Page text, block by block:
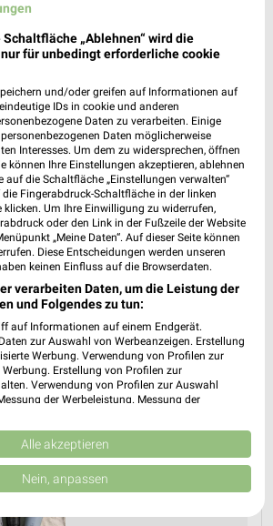
für Amberg ab Mo. den
bis 15. Aug.
erstellen
PROSPEKT BLÄTTERN
„Ablehnen“ wird die
für unbedingt erforderliche cookie
und/oder greifen auf Informationen auf
IDs in cookie und anderen
Daten zu verarbeiten. Einige
Daten möglicherweise
Interesses. Um dem zu widersprechen, öffnen
können Ihre Einstellungen akzeptieren, ablehnen
auf die Schaltfläche „Einstellungen verwalten“
Fingerabdruck-Schaltfläche in der linken
klicken. Um Ihre Einwilligung zu widerrufen,
oder den Link in der Fußzeile der Website
„Meine Daten“. Auf dieser Seite können
Diese Entscheidungen werden unseren
keinen Einfluss auf die Browserdaten.
verarbeiten Daten, um die Leistung der
und Folgendes zu tun:
auf Informationen auf einem Endgerät.
zur Auswahl von Werbeanzeigen. Erstellung
Werbung. Verwendung von Profilen zur
Erstellung von Profilen zur
Verwendung von Profilen zur Auswahl
der Werbeleistung. Messung der
aus verschiedenen Quellen. Entwicklung und
Verwendung reduzierter Daten zur Auswahl
Europäischen Union weitergegeben und in die
Alle akzeptieren
Nein, anpassen